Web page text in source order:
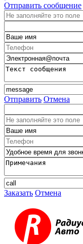
Отправить сообщение
Отправить Отмена
Заказать Отмена